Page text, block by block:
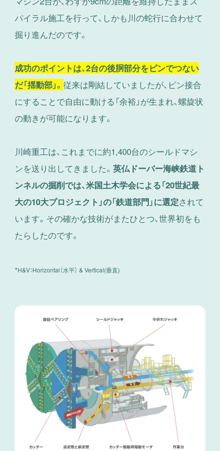
パイラル施工を行って、しかも川の蛇行に合わせて
掘り進んだのです。
成功のポイントは、2台の後胴部分をピンでつない
だ「揺動部」。 従来は剛結していましたが、ピン接合
にすることで自由に動ける「余裕」が生まれ、螺旋状
の動きが可能になります。
川崎重工は、これまでに約1,400台のシールドマシ
ンを送り出してきました。 英仏ドーバー海峡鉄道ト
ンネルの掘削では、米国土木学会による「20世紀最
大の10大プロジェクト」の「鉄道部門」に選定されて
います。その確かな技術がまたひとつ、世界初をも
たらしたのです。
※H&V：Horizontal（水平） & Vertical(垂直)